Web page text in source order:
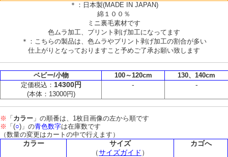
＊：日本製(MADE IN JAPAN)
綿１００％
ミニ裏毛素材です
色ムラ加工、プリント剥げ加工になってます
＊：こちらの製品は、色ムラやプリント剥げ加工の割合が多い
仕上がりとなっておりますこと予めご了承お願い致します
ベビー/小物 100～120cm
130、140cm
定価税込： 14300円
(本体：13000円)
- -
※ 「カラー 」の順番は、1枚目画像の左から順です
※ 「(○)」の青色数字は在庫数です
（数量の変更はカートの中で行えます）
カラー
サイズ
（サイズガイド ）
カゴへ